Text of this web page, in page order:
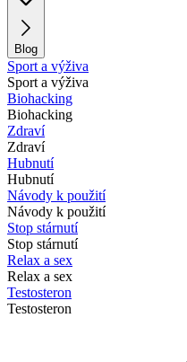
Blog
Sport a výživa
Sport a výživa
Biohacking
Biohacking
Zdraví
Zdraví
Hubnutí
Hubnutí
Návody k použití
Návody k použití
Stop stárnutí
Stop stárnutí
Relax a sex
Relax a sex
Testosteron
Testosteron